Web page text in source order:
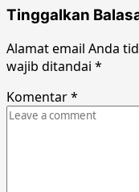
Tinggalkan
Alamat email Anda
wajib ditandai *
Komentar*